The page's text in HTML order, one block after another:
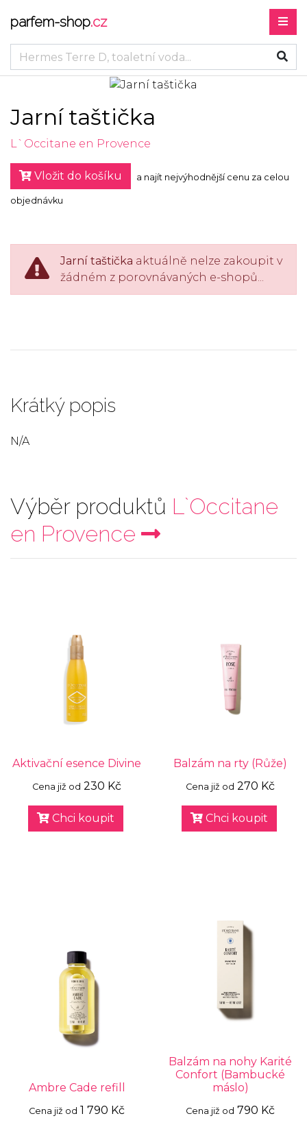
parfem-shop.cz
Jarní taštička
L`Occitane en Provence
Vložit do košíku a najít nejvýhodnější cenu za celou
objednávku
Jarní taštička aktuálně nelze zakoupit v
žádném z porovnávaných e-shopů...
Krátký popis
N/A
Výběr produktů L`Occitane
en Provence
Aktivační esence Divine
Cena již od 230 Kč
Chci koupit
Balzám na rty (Růže)
Cena již od 270 Kč
Chci koupit
Ambre Cade refill
Cena již od 1 790 Kč
Balzám na nohy Karité
Confort (Bambucké
máslo)
Cena již od 790 Kč